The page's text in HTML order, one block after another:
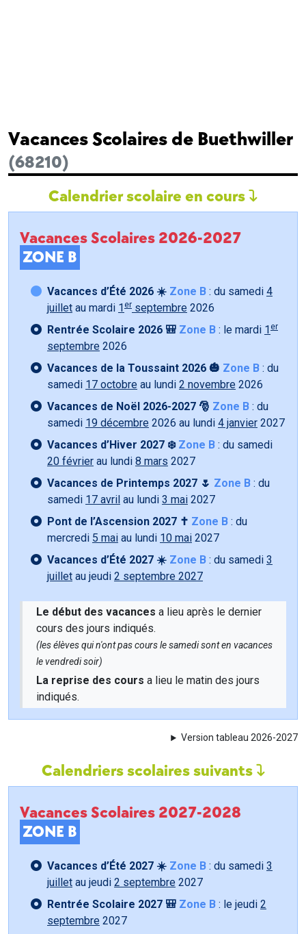
Vacances Scolaires de Buethwiller
(68210)
Calendrier scolaire en cours
Vacances Scolaires 2026-2027
ZONE B
Vacances d’Été 2026 ☀️ Zone B : du samedi 4
juillet au mardi 1 er septembre 2026
Rentrée Scolaire 2026 🎒 Zone B : le mardi 1 er
septembre 2026
Vacances de la Toussaint 2026 🎃 Zone B : du
samedi 17 octobre au lundi 2 novembre 2026
Vacances de Noël 2026-2027 🎅 Zone B : du
samedi 19 décembre 2026 au lundi 4 janvier 2027
Vacances d’Hiver 2027 ❄️ Zone B : du samedi
20 février au lundi 8 mars 2027
Vacances de Printemps 2027 🌷 Zone B : du
samedi 17 avril au lundi 3 mai 2027
Pont de l’Ascension 2027 ✝️ Zone B : du
mercredi 5 mai au lundi 10 mai 2027
Vacances d’Été 2027 ☀️ Zone B : du samedi 3
juillet au jeudi 2 septembre 2027
Le début des vacances a lieu après le dernier
cours des jours indiqués.
(les élèves qui n'ont pas cours le samedi sont en vacances
le vendredi soir)
La reprise des cours a lieu le matin des jours
indiqués.
Version tableau 2026-2027
Calendriers scolaires suivants
Vacances Scolaires 2027-2028
ZONE B
Vacances d’Été 2027 ☀️ Zone B : du samedi 3
juillet au jeudi 2 septembre 2027
Rentrée Scolaire 2027 🎒 Zone B : le jeudi 2
septembre 2027